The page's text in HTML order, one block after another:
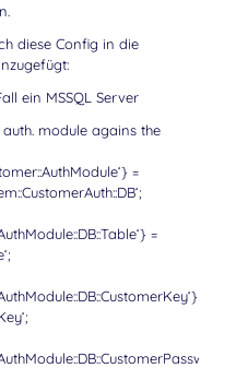
diese Config in die
ein MSSQL Server
module agains the
=
=